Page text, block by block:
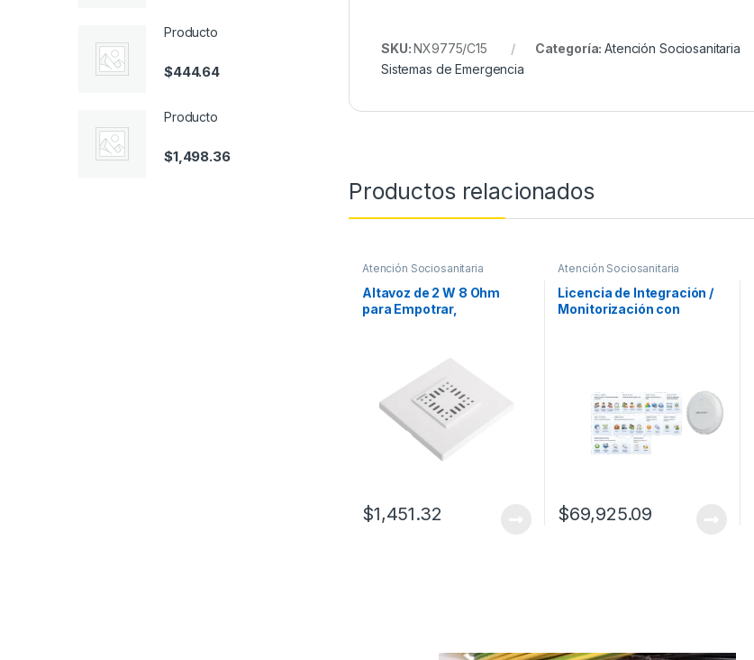
SKU:NX9775/C15 Categoría:Atención Sociosanitaria
Sistemas de Emergencia
Productos relacionados
Atención Sociosanitaria
Altavoz de 2 W 8 Ohm
para Empotrar,
$1,451.32
Atención Sociosanitaria
Licencia de Integración /
Monitorización con
Detección de Frecuencia
Cardíaca / Compatibilidad
Hikvis
$69,925.09
Producto
$444.64
Producto
$1,498.36